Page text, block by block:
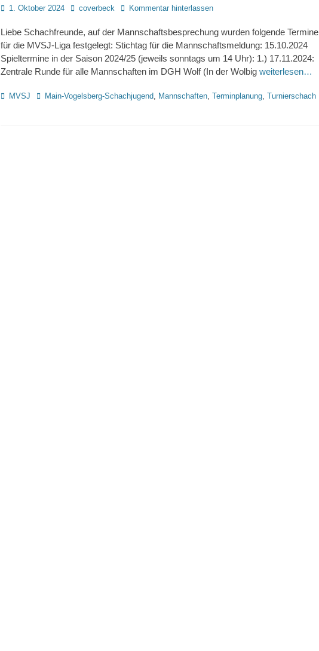
Posted
1. Oktober 2024 Autorcoverbeck Kommentar hinterlassen
Liebe Schachfreunde, auf der Mannschaftsbesprechung wurden folgende Termine
für die MVSJ-Liga festgelegt: Stichtag für die Mannschaftsmeldung: 15.10.2024
Spieltermine in der Saison 2024/25 (jeweils sonntags um 14 Uhr): 1.) 17.11.2024:
Zentrale Runde für alle Mannschaften im DGH Wolf (In der Wolbig weiterlesen…
Kategorien
MVSJ Schlagworte
Main-Vogelsberg-Schachjugend, Mannschaften, Terminplanung, Turnierschach